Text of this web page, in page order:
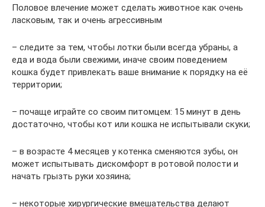
Половое влечение может сделать животное как очень
ласковым, так и очень агрессивным
– следите за тем, чтобы лотки были всегда убраны, а
еда и вода были свежими, иначе своим поведением
кошка будет привлекать ваше внимание к порядку на её
территории;
– почаще играйте со своим питомцем: 15 минут в день
достаточно, чтобы кот или кошка не испытывали скуки;
– в возрасте 4 месяцев у котенка сменяются зубы, он
может испытывать дискомфорт в ротовой полости и
начать грызть руки хозяина;
– некоторые хирургические вмешательства делают